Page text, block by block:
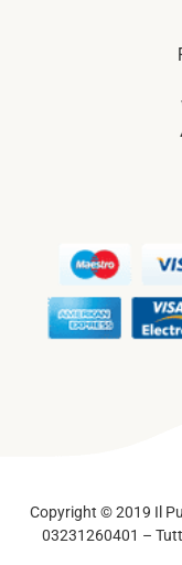
Copyright © 2019 Il
03231260401 –